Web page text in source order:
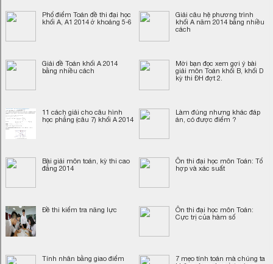
Phổ điểm Toán đề thi đại học
khối A, A1 2014 ở khoảng 5-6
Giải câu hệ phương trình
khối A năm 2014 bằng nhiều
cách
Giải đề Toán khối A 2014
bằng nhiều cách
Mời bạn đọc xem gợi ý bài
giải môn Toán khối B, khối D
kỳ thi ĐH đợt 2.
11 cách giải cho câu hình
học phẳng (câu 7) khối A 2014
Làm đúng nhưng khác đáp
án, có được điểm ?
Bài giải môn toán, kỳ thi cao
đẳng 2014
Ôn thi đại học môn Toán: Tổ
hợp và xác suất
Đề thi kiểm tra năng lực
Ôn thi đại học môn Toán:
Cực trị của hàm số
Tính nhân bằng giao điểm
7 mẹo tính toán mà chúng ta